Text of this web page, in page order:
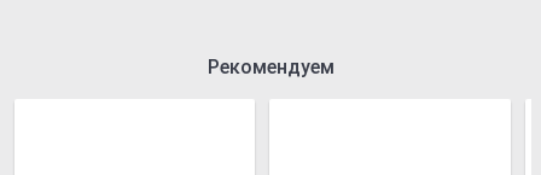
Рекомендуем